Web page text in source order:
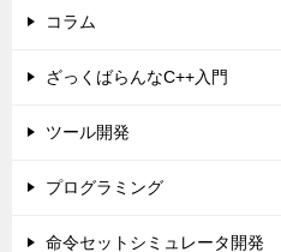
コラム
ざっくばらんなC++入門
ツール開発
プログラミング
命令セットシミュレータ開発